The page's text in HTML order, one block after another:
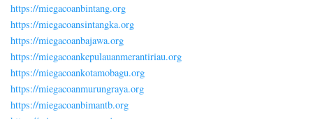
https://miegacoanbintang.org
https://miegacoansintangka.org
https://miegacoanbajawa.org
https://miegacoankepulauanmerantiriau.org
https://miegacoankotamobagu.org
https://miegacoanmurungraya.org
https://miegacoanbimantb.org